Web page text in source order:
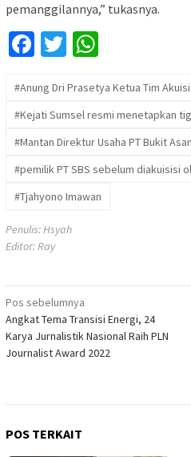
pemanggilannya,” tukasnya.
Facebook
Twitter
#Anung Dri Prasetya Ketua Tim
#Kejati Sumsel resmi menetapkan
#Mantan Direktur Usaha PT Bukit
#pemilik PT SBS sebelum diakuisisi
#Tjahyono Imawan
Penulis: Hsyah
Editor: Ray
Navigasi
pos
Pos sebelumnya
Angkat Tema Transisi Energi, 24
Karya Jurnalistik Nasional Raih PLN
Journalist Award 2022
POS TERKAIT